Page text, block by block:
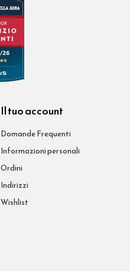
Il tuo account
Domande Frequenti
Informazioni personali
Ordini
Indirizzi
Wishlist